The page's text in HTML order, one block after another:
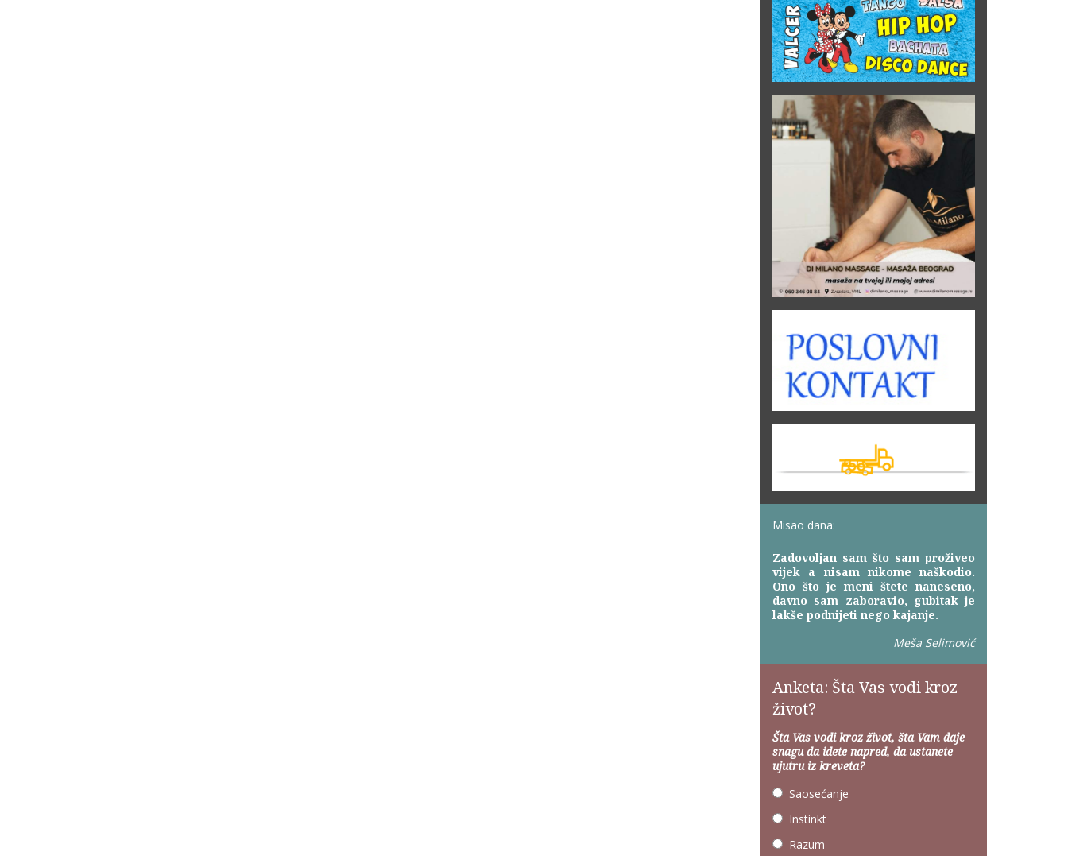
Misao dana:
Zadovoljan sam što sam proživeo
vijek a nisam nikome naškodio.
Ono što je meni štete naneseno,
davno sam zaboravio, gubitak je
lakše podnijeti nego kajanje.
Meša Selimović
Anketa: Šta Vas vodi kroz
život?
Šta Vas vodi kroz život, šta Vam daje
snagu da idete napred, da ustanete
ujutru iz kreveta?
Saosećanje
Instinkt
Razum